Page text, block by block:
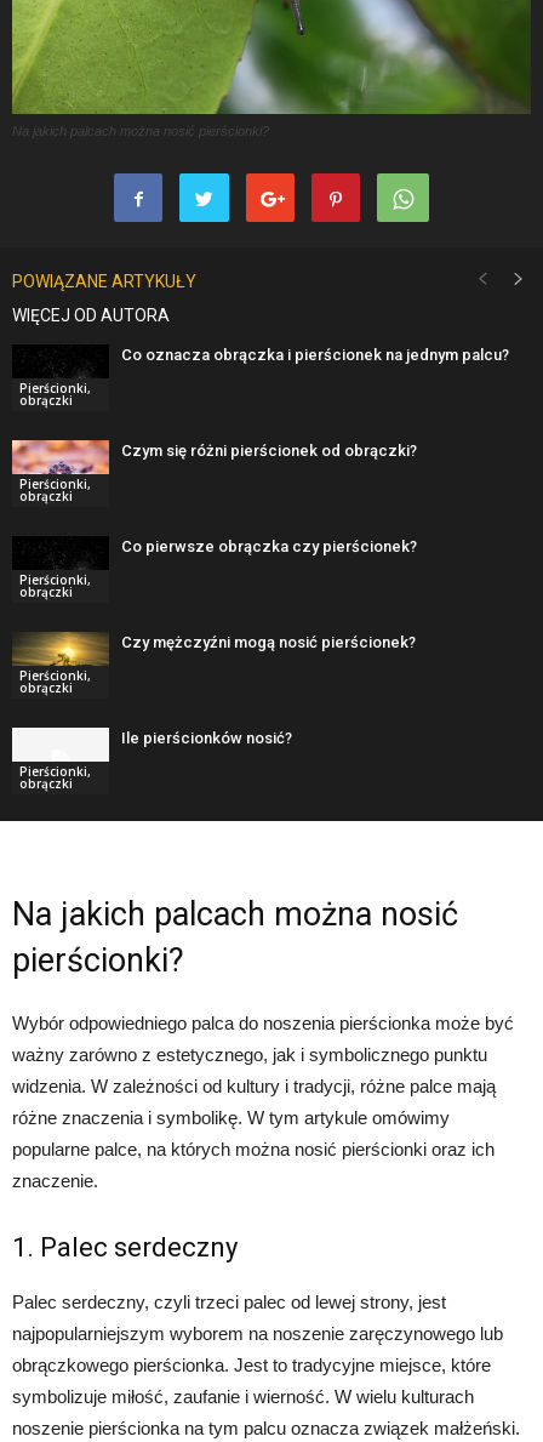
Na jakich palcach można nosić pierścionki?
POWIĄZANE ARTYKUŁY
WIĘCEJ OD AUTORA
Pierścionki,
obrączki
Co oznacza obrączka i pierścionek na jednym palcu?
Pierścionki,
obrączki
Czym się różni pierścionek od obrączki?
Pierścionki,
obrączki
Co pierwsze obrączka czy pierścionek?
Pierścionki,
obrączki
Czy mężczyźni mogą nosić pierścionek?
Pierścionki,
obrączki
Ile pierścionków nosić?
Na jakich palcach można nosić
pierścionki?
Wybór odpowiedniego palca do noszenia pierścionka może być
ważny zarówno z estetycznego, jak i symbolicznego punktu
widzenia. W zależności od kultury i tradycji, różne palce mają
różne znaczenia i symbolikę. W tym artykule omówimy
popularne palce, na których można nosić pierścionki oraz ich
znaczenie.
1. Palec serdeczny
Palec serdeczny, czyli trzeci palec od lewej strony, jest
najpopularniejszym wyborem na noszenie zaręczynowego lub
obrączkowego pierścionka. Jest to tradycyjne miejsce, które
symbolizuje miłość, zaufanie i wierność. W wielu kulturach
noszenie pierścionka na tym palcu oznacza związek małżeński.